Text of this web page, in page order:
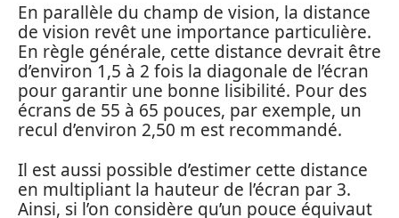
En parallèle du champ de vision, la distance
de vision revêt une importance particulière.
En règle générale, cette distance devrait être
d’environ 1,5 à 2 fois la diagonale de l’écran
pour garantir une bonne lisibilité. Pour des
écrans de 55 à 65 pouces, par exemple, un
recul d’environ 2,50 m est recommandé.
Il est aussi possible d’estimer cette distance
en multipliant la hauteur de l’écran par 3.
Ainsi, si l’on considère qu’un pouce équivaut